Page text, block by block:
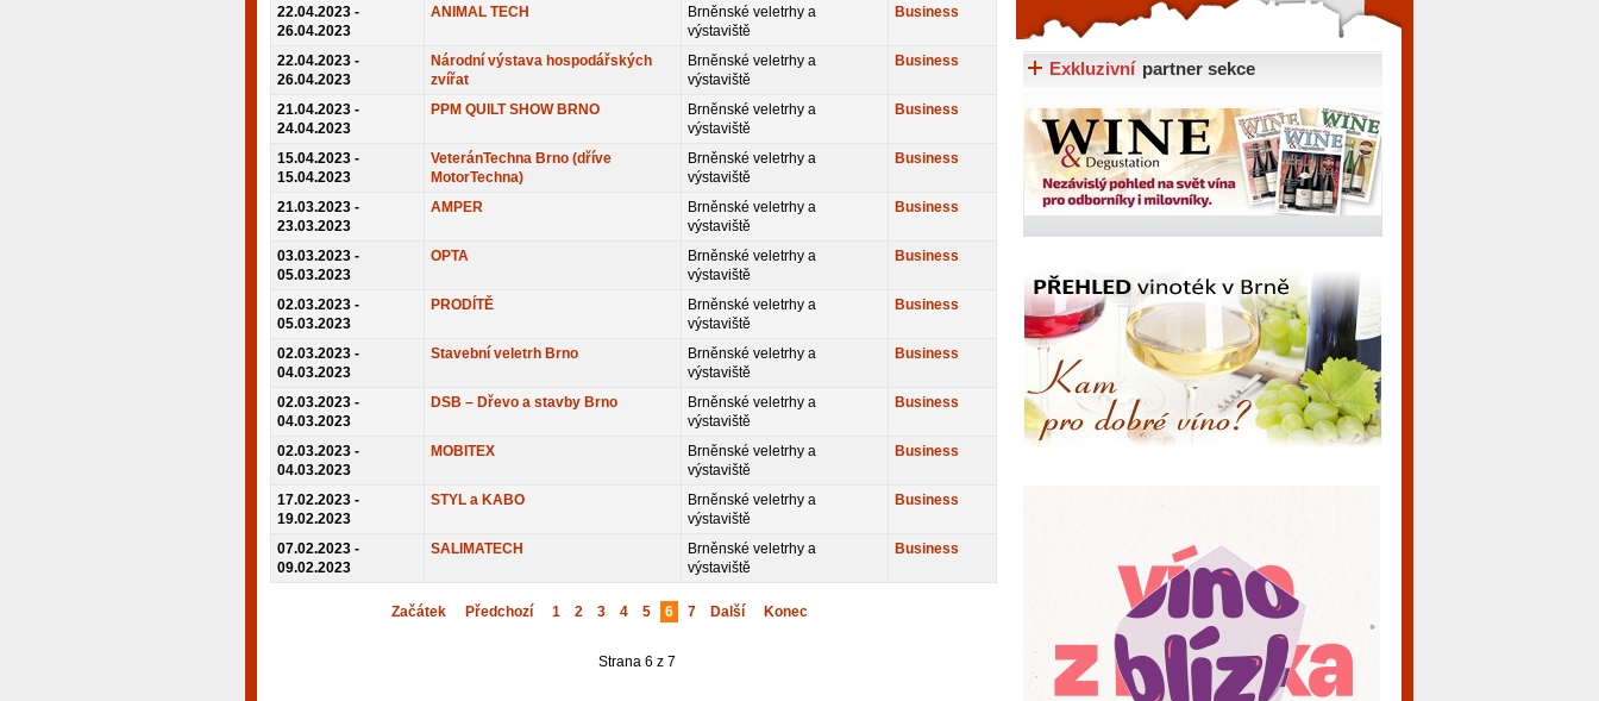
22.04.2023 -
26.04.2023
ANIMAL TECH
Brněnské veletrhy a
výstaviště
Business
22.04.2023 -
26.04.2023
Národní výstava hospodářských
zvířat
Brněnské veletrhy a
výstaviště
Business
21.04.2023 -
24.04.2023
PPM QUILT SHOW BRNO
Brněnské veletrhy a
výstaviště
Business
15.04.2023 -
15.04.2023
VeteránTechna Brno (dříve
MotorTechna)
Brněnské veletrhy a
výstaviště
Business
21.03.2023 -
23.03.2023
AMPER
Brněnské veletrhy a
výstaviště
Business
03.03.2023 -
05.03.2023
OPTA
Brněnské veletrhy a
výstaviště
Business
02.03.2023 -
05.03.2023
PRODÍTĚ
Brněnské veletrhy a
výstaviště
Business
02.03.2023 -
04.03.2023
Stavební veletrh Brno
Brněnské veletrhy a
výstaviště
Business
02.03.2023 -
04.03.2023
DSB – Dřevo a stavby Brno
Brněnské veletrhy a
výstaviště
Business
02.03.2023 -
04.03.2023
MOBITEX
Brněnské veletrhy a
výstaviště
Business
17.02.2023 -
19.02.2023
STYL a KABO
Brněnské veletrhy a
výstaviště
Business
07.02.2023 -
09.02.2023
SALIMATECH
Brněnské veletrhy a
výstaviště
Business
Začátek Předchozí 1 2 3 4 5 6 7 Další Konec
Strana 6 z 7
Exkluzivní partner sekce